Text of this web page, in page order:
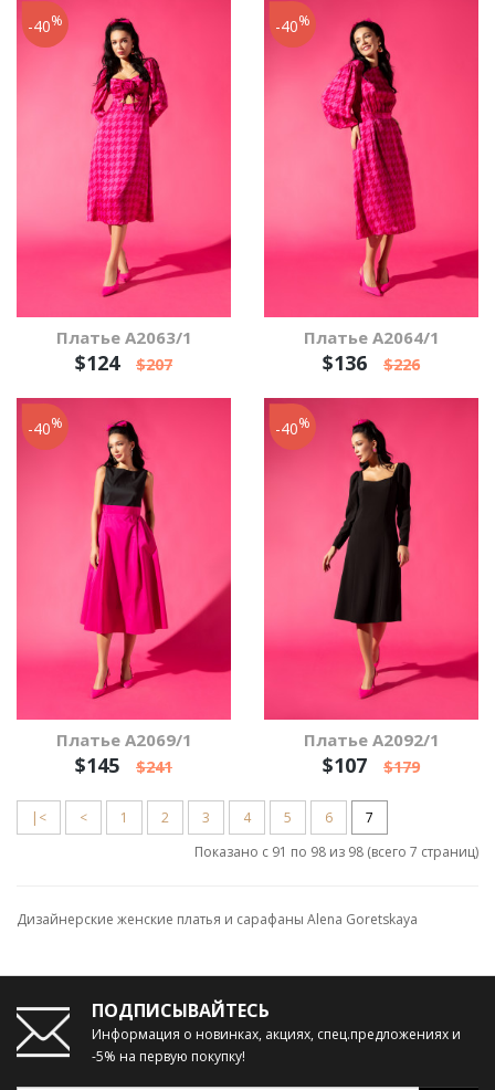
Платье А2063/1
$124 $207
-40%
Платье А2064/1
$136 $226
-40%
Платье А2069/1
$145 $241
-40%
Платье А2092/1
$107 $179
-40%
|< < 1 2 3 4 5 6
7
Показано с 91 по 98 из 98 (всего 7 страниц)
Дизайнерские женские платья и сарафаны Alena Goretskaya
ПОДПИСЫВАЙТЕСЬ
Информация о новинках, акциях, спец.предложениях и
-5% на первую покупку!